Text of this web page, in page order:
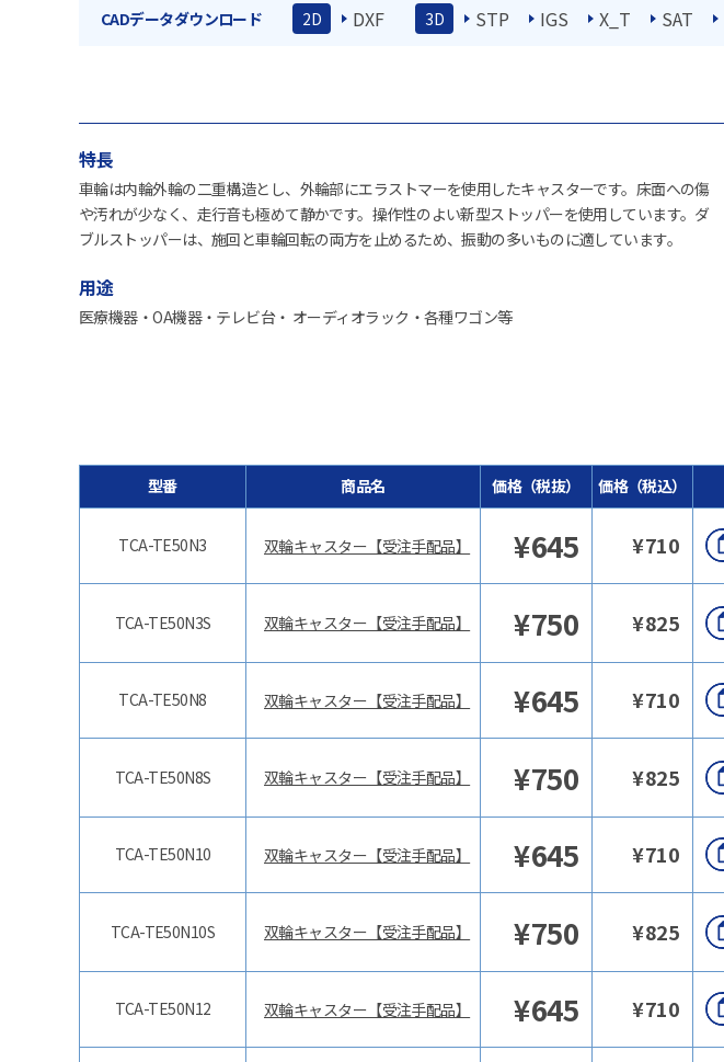
CADデータダウンロード 2D DXF 3D STP IGS X_T SAT
特長
車輪は内輪外輪の二重構造とし、外輪部にエラストマーを使用したキャスターです。床面への傷
や汚れが少なく、走行音も極めて静かです。操作性のよい新型ストッパーを使用しています。ダ
ブルストッパーは、施回と車輪回転の両方を止めるため、振動の多いものに適しています。
用途
医療機器・OA機器・テレビ台・ オーディオラック・各種ワゴン等
型番 商品名 価格（税抜） 価格（税込）
TCA-TE50N3 双輪キャスター【受注手配品】 ¥645 ¥710
TCA-TE50N3S 双輪キャスター【受注手配品】 ¥750 ¥825
TCA-TE50N8 双輪キャスター【受注手配品】 ¥645 ¥710
TCA-TE50N8S 双輪キャスター【受注手配品】 ¥750 ¥825
TCA-TE50N10 双輪キャスター【受注手配品】 ¥645 ¥710
TCA-TE50N10S 双輪キャスター【受注手配品】 ¥750 ¥825
TCA-TE50N12 双輪キャスター【受注手配品】 ¥645 ¥710